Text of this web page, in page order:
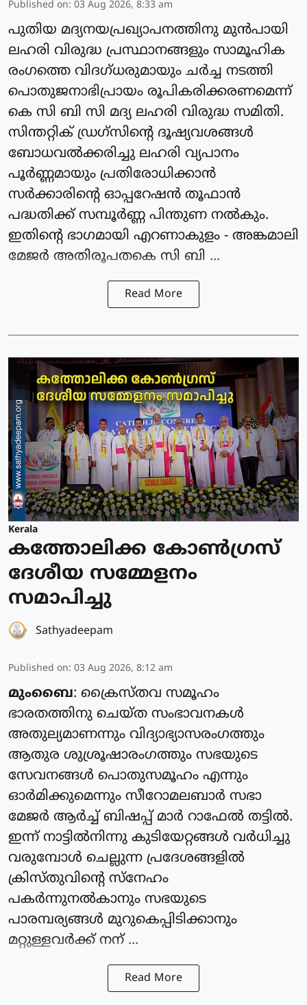
Published on: 03 Aug 2026, 8:33 am
പുതിയ മദ്യനയപ്രഖ്യാപനത്തിനു മുൻപായി
ലഹരി വിരുദ്ധ പ്രസ്ഥാനങ്ങളും സാമൂഹിക
രംഗത്തെ വിദഗ്ധരുമായും ചർച്ച നടത്തി
പൊതുജനാഭിപ്രായം രൂപികരിക്കരണമെന്ന്
കെ സി ബി സി മദ്യ ലഹരി വിരുദ്ധ സമിതി.
സിന്തറ്റിക് ഡ്രഗ്സിൻ്റെ ദൂഷ്യവശങ്ങൾ
ബോധവൽക്കരിച്ചു ലഹരി വ്യപാനം
പൂർണ്ണമായും പ്രതിരോധിക്കാൻ
സർക്കാരിൻ്റെ ഓപ്പറേഷൻ തൂഫാൻ
പദ്ധതിക്ക് സമ്പൂർണ്ണ പിന്തുണ നൽകും.
ഇതിൻ്റെ ഭാഗമായി എറണാകുളം - അങ്കമാലി
മേജർ അതിരൂപതകെ സി ബി ...
Read More
Kerala
കത്തോലിക്ക കോൺഗ്രസ്
ദേശീയ സമ്മേളനം
സമാപിച്ചു
Sathyadeepam
Published on: 03 Aug 2026, 8:12 am
മുംബൈ: ക്രൈസ്‌തവ സമൂഹം
ഭാരതത്തിനു ചെയ്‌ത സംഭാവനകൾ
അതുല്യമാണന്നും വിദ്യാഭ്യാസരംഗത്തും
ആതുര ശുശ്രൂഷാരംഗത്തും സഭയുടെ
സേവനങ്ങൾ പൊതുസമൂഹം എന്നും
ഓർമിക്കുമെന്നും സീറോമലബാർ സഭാ
മേജർ ആർച്ച് ബിഷപ്പ് മാർ റാഫേൽ തട്ടിൽ.
ഇന്ന് നാട്ടിൽനിന്നു കുടിയേറ്റങ്ങൾ വർധിച്ചു
വരുമ്പോൾ ചെല്ലുന്ന പ്രദേശങ്ങളിൽ
ക്രിസ്തു‌വിൻ്റെ സ്നേഹം
പകർന്നുനൽകാനും സഭയുടെ
പാരമ്പര്യങ്ങൾ മുറുകെപ്പിടിക്കാനും
മറ്റുള്ളവർക്ക് നന് ...
Read More